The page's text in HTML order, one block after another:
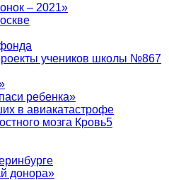
– 2021»
учеников школы №867
ребенка»
в авиакатастрофе
мозга Кровь5
донора»